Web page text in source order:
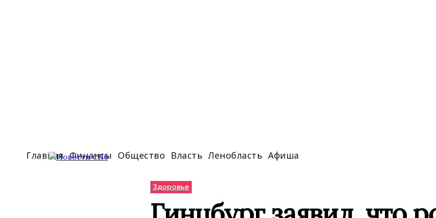
Главная Финансы Общество Власть Ленобласть Афиша
Здоровье